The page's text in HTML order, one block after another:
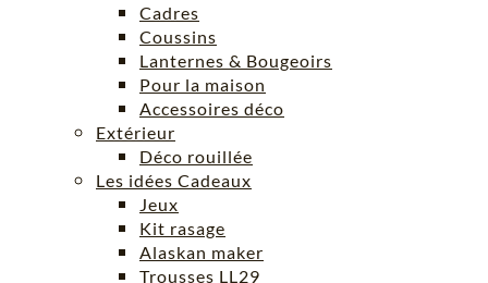
Cadres
Coussins
Lanternes & Bougeoirs
Pour la maison
Accessoires déco
Extérieur
Déco rouillée
Les idées Cadeaux
Jeux
Kit rasage
Alaskan maker
Trousses LL29